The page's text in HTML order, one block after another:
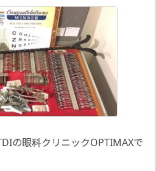
の眼科クリニックOPTIMAXで